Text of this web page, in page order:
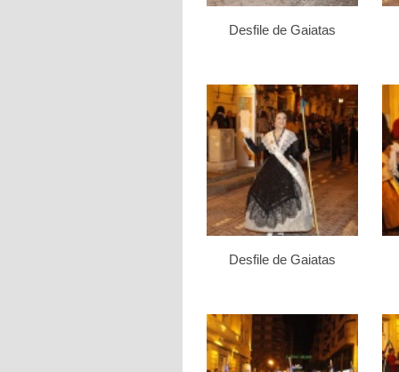
Desfile de Gaiatas
Desfile de Gaiatas